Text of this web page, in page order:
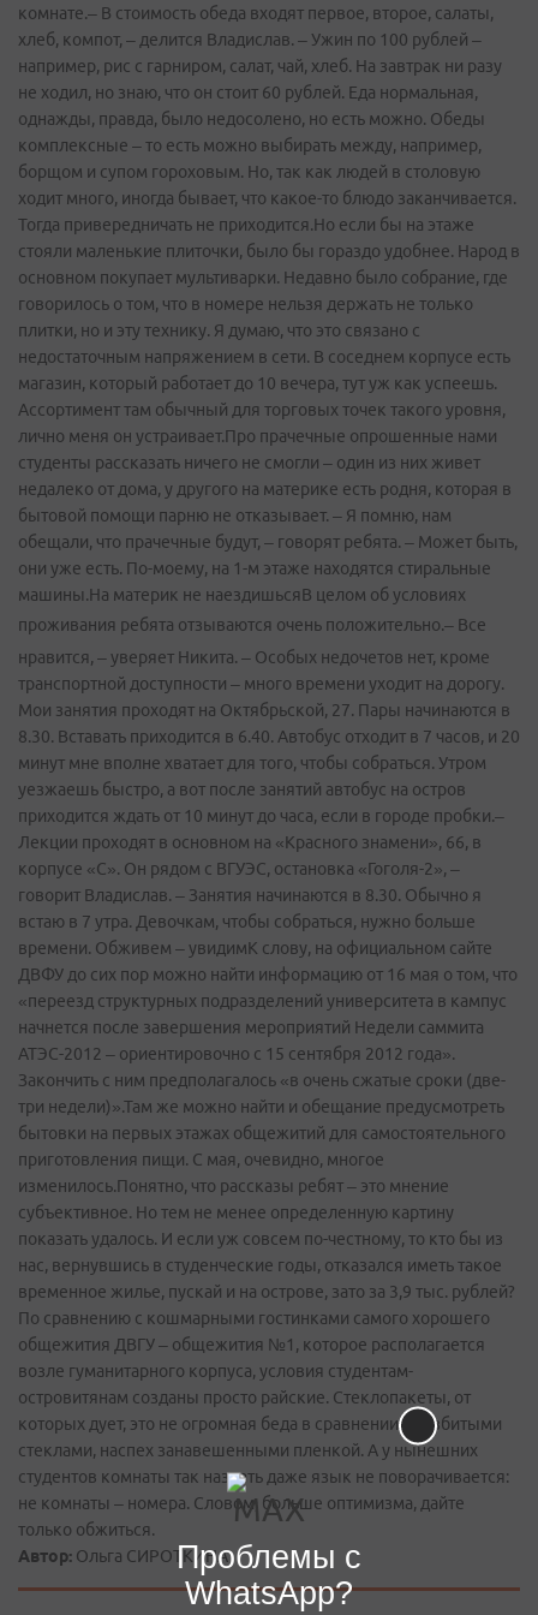
комнате.– В стоимость обеда входят первое, второе, салаты,
хлеб, компот, – делится Владислав. – Ужин по 100 рублей –
например, рис с гарниром, салат, чай, хлеб. На завтрак ни разу
не ходил, но знаю, что он стоит 60 рублей. Еда нормальная,
однажды, правда, было недосолено, но есть можно. Обеды
комплексные – то есть можно выбирать между, например,
борщом и супом гороховым. Но, так как людей в столовую
ходит много, иногда бывает, что какое­-то блюдо заканчивается.
Тогда привередничать не приходится.Но если бы на этаже
стояли маленькие плиточки, было бы гораздо удобнее. Народ в
основном покупает мультиварки. Недавно было собрание, где
говорилось о том, что в номере нельзя держать не только
плитки, но и эту технику. Я думаю, что это связано с
недостаточным напряжением в сети. В соседнем корпусе есть
магазин, который работает до 10 вечера, тут уж как успеешь.
Ассортимент там обычный для торговых точек такого уровня,
лично меня он устраивает.Про прачечные опрошенные нами
студенты рассказать ничего не смогли – один из них живет
недалеко от дома, у другого на материке есть родня, которая в
бытовой помощи парню не отказывает. – Я помню, нам
обещали, что прачечные будут, – говорят ребята. – Может быть,
они уже есть. По­-моему, на 1-м этаже находятся стиральные
машины.На материк не наездишьсяВ целом об условиях
проживания ребята отзываются очень положительно.– Все
нравится, – уверяет Никита. – Особых недочетов нет, кроме
транспортной доступности – много времени уходит на дорогу.
Мои занятия проходят на Октябрьской, 27. Пары начинаются в
8.30. Вставать приходится в 6.40. Автобус отходит в 7 часов, и 20
минут мне вполне хватает для того, чтобы собраться. Утром
уезжаешь быстро, а вот после занятий автобус на остров
приходится ждать от 10 минут до часа, если в городе пробки.–
Лекции проходят в основном на «Красного знамени», 66, в
корпусе «С». Он рядом с ВГУЭС, остановка «Гоголя-2», –
говорит Владислав. – Занятия начинаются в 8.30. Обычно я
встаю в 7 утра. Девочкам, чтобы собраться, нужно больше
времени. Обживем – увидимК слову, на официальном сайте
ДВФУ до сих пор можно найти информацию от 16 мая о том, что
«переезд структурных подразделений университета в кампус
начнется после завершения мероприятий Недели саммита
АТЭС-2012 – ориентировочно с 15 сентября 2012 года».
Закончить с ним предполагалось «в очень сжатые сроки (две­-
три недели)».Там же можно найти и обещание предусмотреть
бытовки на первых этажах общежитий для самостоятельного
приготовления пищи. С мая, очевидно, многое
изменилось.Понятно, что рассказы ребят – это мнение
субъективное. Но тем не менее определенную картину
показать удалось. И если уж совсем по-честному, то кто бы из
нас, вернувшись в студенческие годы, отказался иметь такое
временное жилье, пускай и на острове, зато за 3,9 тыс. рублей?
По сравнению с кошмарными гостинками самого хорошего
общежития ДВГУ – общежития №1, которое располагается
возле гуманитарного корпуса, условия студентам­-
островитянам созданы просто райские. Стеклопакеты, от
которых дует, это не огромная беда в сравнении с разбитыми
стеклами, наспех занавешенными пленкой. А у нынешних
студентов комнаты так назвать даже язык не поворачивается:
не комнаты – номера. Словом, больше оптимизма, дайте
только обжиться.
Автор: Ольга СИРОТКИНАПроблемы с
WhatsApp?